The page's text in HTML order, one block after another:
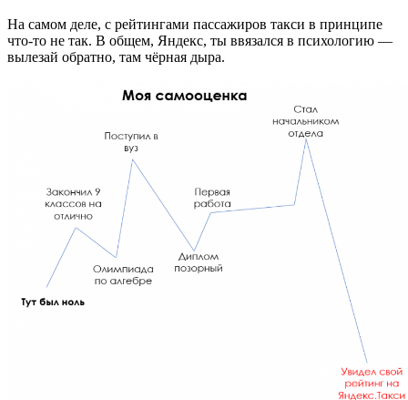
На самом деле, с рейтингами пассажиров такси в принципе
что-то не так. В общем, Яндекс, ты ввязался в психологию —
вылезай обратно, там чёрная дыра.